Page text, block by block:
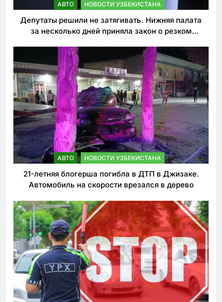
АВТО НОВОСТИ УЗБЕКИСТАНА
Депутаты решили не затягивать. Нижняя палата
за несколько дней приняла закон о резком
АВТО НОВОСТИ УЗБЕКИСТАНА
21-летняя блогерша погибла в ДТП в Джизаке.
Автомобиль на скорости врезался в дерево